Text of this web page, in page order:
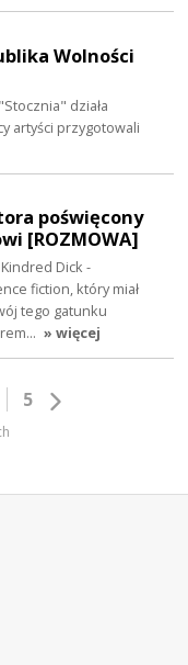
Wolności
działa
artyści przygotowali
poświęcony
[ROZMOWA]
Dick -
fiction, który miał
tego gatunku
» więcej
5